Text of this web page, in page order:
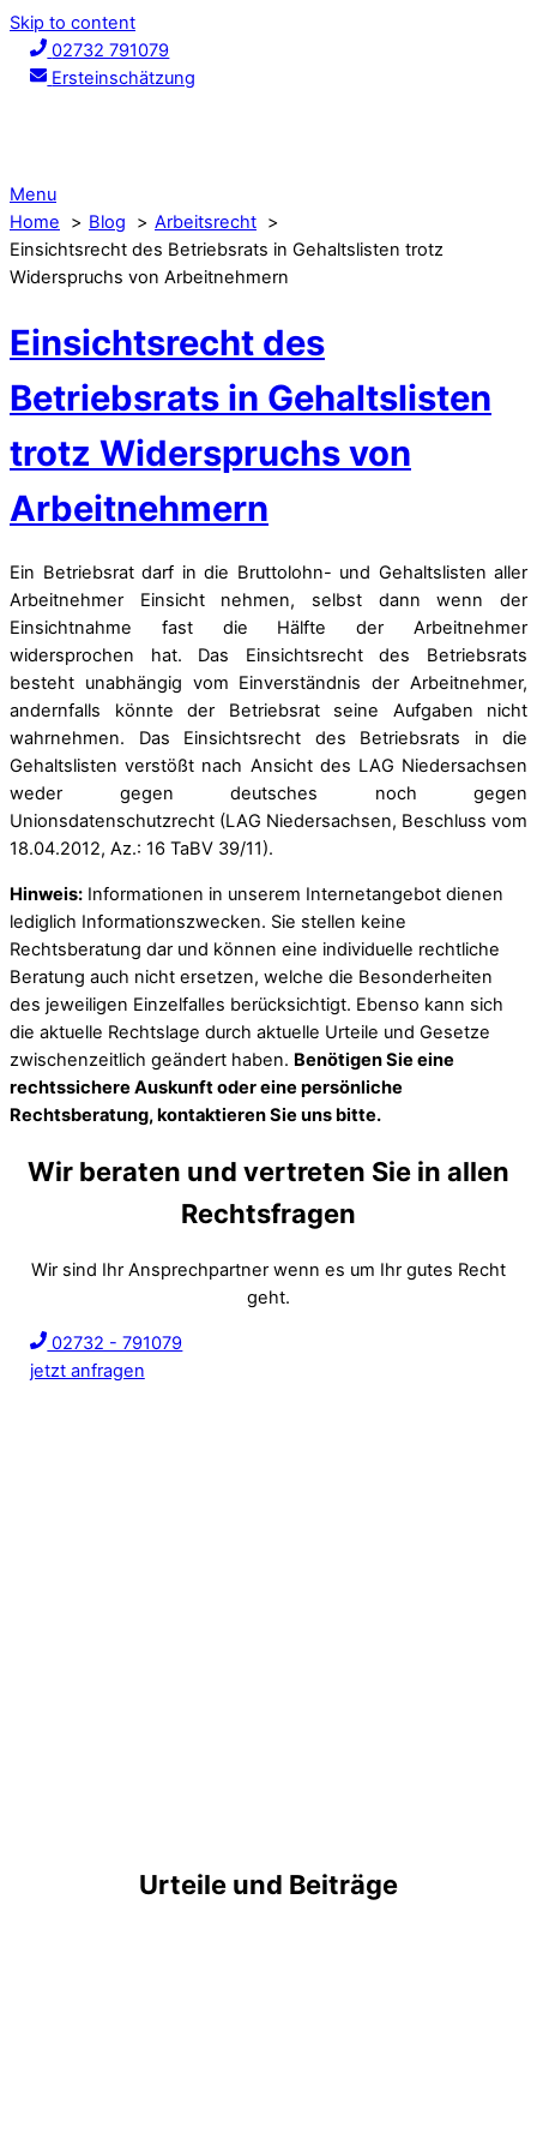
Skip to content
02732 791079
Ersteinschätzung
Menu
Home
Blog
Arbeitsrecht
Einsichtsrecht des Betriebsrats in Gehaltslisten trotz
Widerspruchs von Arbeitnehmern
Einsichtsrecht des
Betriebsrats in Gehaltslisten
trotz Widerspruchs von
Arbeitnehmern
Ein Betriebsrat darf in die Bruttolohn- und Gehaltslisten aller
Arbeitnehmer Einsicht nehmen, selbst dann wenn der
Einsichtnahme fast die Hälfte der Arbeitnehmer
widersprochen hat. Das Einsichtsrecht des Betriebsrats
besteht unabhängig vom Einverständnis der Arbeitnehmer,
andernfalls könnte der Betriebsrat seine Aufgaben nicht
wahrnehmen. Das Einsichtsrecht des Betriebsrats in die
Gehaltslisten verstößt nach Ansicht des LAG Niedersachsen
weder gegen deutsches noch gegen
Unionsdatenschutzrecht (LAG Niedersachsen, Beschluss vom
18.04.2012, Az.: 16 TaBV 39/11).
Hinweis: Informationen in unserem Internetangebot dienen
lediglich Informationszwecken. Sie stellen keine
Rechtsberatung dar und können eine individuelle rechtliche
Beratung auch nicht ersetzen, welche die Besonderheiten
des jeweiligen Einzelfalles berücksichtigt. Ebenso kann sich
die aktuelle Rechtslage durch aktuelle Urteile und Gesetze
zwischenzeitlich geändert haben. Benötigen Sie eine
rechtssichere Auskunft oder eine persönliche
Rechtsberatung, kontaktieren Sie uns bitte.
Wir beraten und vertreten Sie in allen
Rechtsfragen
Wir sind Ihr Ansprechpartner wenn es um Ihr gutes Recht
geht.
02732 - 791079
jetzt anfragen
Urteile und Beiträge